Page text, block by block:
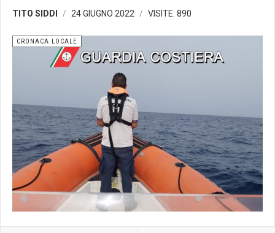
TITO SIDDI 24 GIUGNO 2022 VISITE: 890
CRONACA LOCALE